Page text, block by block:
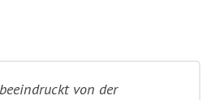
von der